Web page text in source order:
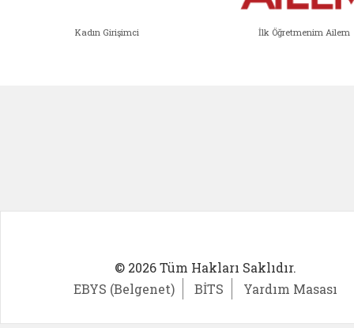
Kadın Girişimci İlk Öğretmenim Ailem
© 2026 Tüm Hakları Saklıdır.
EBYS (Belgenet)
BİTS Yardım Masası